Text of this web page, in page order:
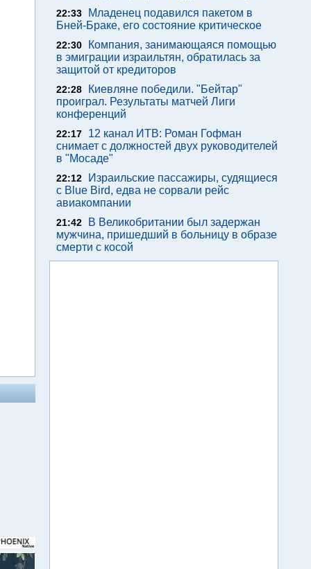
22:33
Младенец подавился пакетом в
Бней-Браке, его состояние критическое
22:30
Компания, занимающаяся помощью
в эмиграции израильтян, обратилась за
защитой от кредиторов
22:28
Киевляне победили. "Бейтар"
проиграл. Результаты матчей Лиги
конференций
22:17
12 канал ИТВ: Роман Гофман
снимает с должностей двух руководителей
в "Мосаде"
22:12
Израильские пассажиры, судящиеся
с Blue Bird, едва не сорвали рейс
авиакомпании
21:42
В Великобритании был задержан
мужчина, пришедший в больницу в образе
смерти с косой